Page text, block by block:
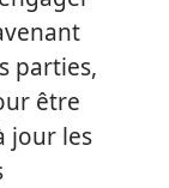
parties,
être
jour les